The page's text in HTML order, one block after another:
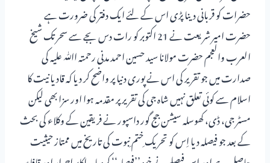
حضرات کو قربانی دینا پڑی اس کے لئے ایک دفتر کی ضرورت ہے
حضرت امیر شریعت نے 21 اکتوبر کو رات دس بجے سے سحر تک شیخ
العرب والعجم حضرت مولانا سید حسین احمد مدنی رحمتہ اﷲ علیہ کی
صدارت میں جو تقریر کی اس نے پوری دنیا پر واضح کر دیا کہ قادیانیت کا
اسلام سے کوئی تعلق نہیں شاہ جی کی تقریر پر مقدمہ ہوا اور سزا بھی لیکن
مسٹر جی، ڈی، کھوسلہ سیشن جج گور داسپور نے فریقین کے وکلاء کی بحث
کے بعد جو فیصلہ دیا اِس کو تحریک ِختم ِنبوت کی تاریخ میں ممتاز حیثیت